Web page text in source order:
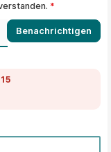
*
Benachrichtigen